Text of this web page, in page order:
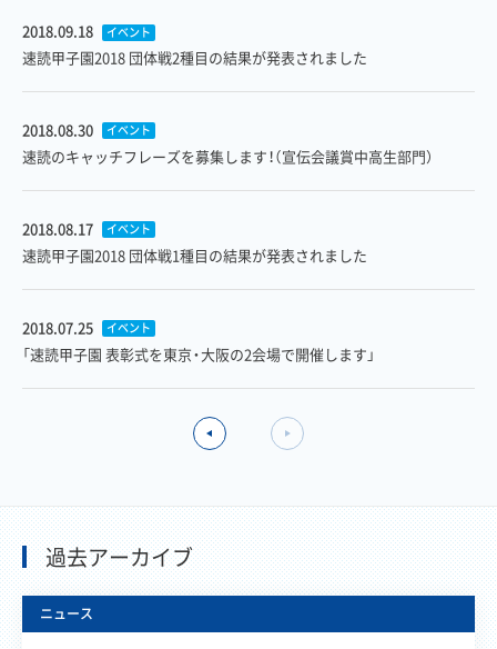
2018.09.18 イベント
速読甲子園2018 団体戦2種目の結果が発表されました
2018.08.30 イベント
速読のキャッチフレーズを募集します！（宣伝会議賞中高生部門）
2018.08.17 イベント
速読甲子園2018 団体戦1種目の結果が発表されました
2018.07.25 イベント
「速読甲子園 表彰式を東京・大阪の2会場で開催します」
過去アーカイブ
ニュース